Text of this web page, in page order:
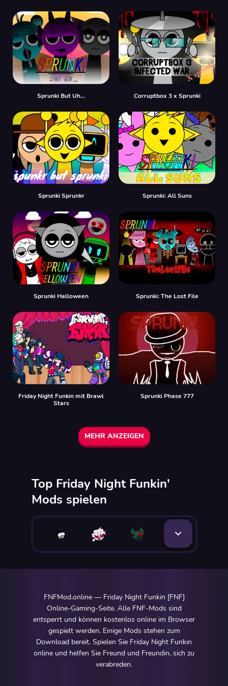
Sprunki But Uh… Corruptbox 3 x Sprunki
Sprunki Sprunkr Sprunki: All Suns
Sprunki Halloween Sprunki: The Lost File
Friday Night Funkin mit Brawl
Stars
Sprunki Phase 777
MEHR ANZEIGEN
Top Friday Night Funkin'
Mods spielen
FNFMod.online — Friday Night Funkin [FNF]
Online-Gaming-Seite. Alle FNF-Mods sind
entsperrt und können kostenlos online im Browser
gespielt werden. Einige Mods stehen zum
Download bereit. Spielen Sie Friday Night Funkin
online und helfen Sie Freund und Freundin, sich zu
verabreden.